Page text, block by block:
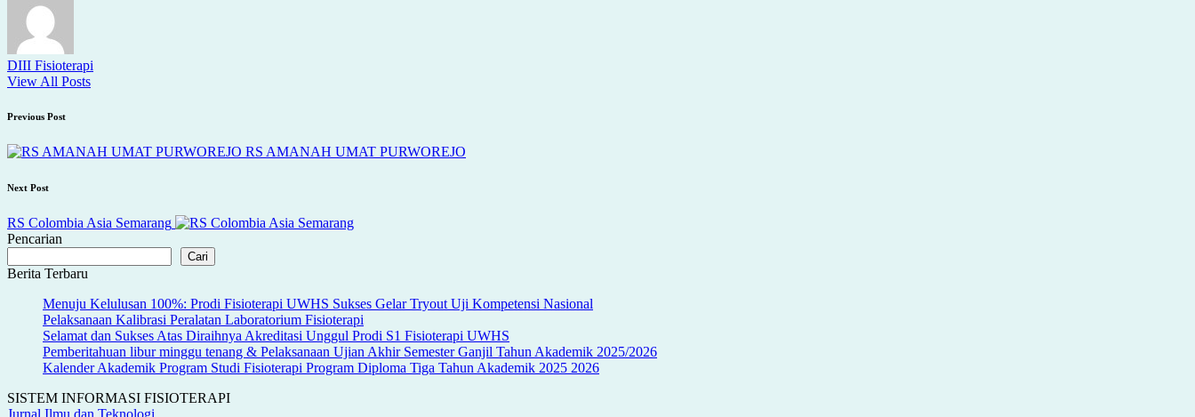
DIII Fisioterapi
View All Posts
Post
navigation
Previous Post
RS AMANAH UMAT PURWOREJO
Next Post
RS Colombia Asia Semarang
Pencarian
Cari
Berita Terbaru
Menuju Kelulusan 100%: Prodi Fisioterapi UWHS Sukses Gelar Tryout Uji Kompetensi Nasional
Pelaksanaan Kalibrasi Peralatan Laboratorium Fisioterapi
Selamat dan Sukses Atas Diraihnya Akreditasi Unggul Prodi S1 Fisioterapi UWHS
Pemberitahuan libur minggu tenang & Pelaksanaan Ujian Akhir Semester Ganjil Tahun Akademik 2025/2026
Kalender Akademik Program Studi Fisioterapi Program Diploma Tiga Tahun Akademik 2025 2026
SISTEM INFORMASI FISIOTERAPI